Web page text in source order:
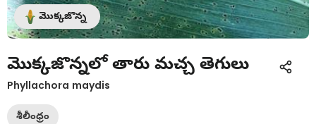
మొక్కజొన్న
మొక్కజొన్నలో తారు మచ్చ తెగులు
Phyllachora maydis
శీలీంధ్రం